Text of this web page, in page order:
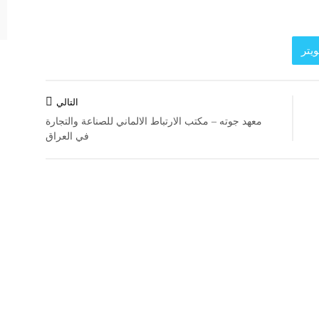
التالي
معهد جوته – مكتب الارتباط الالماني للصناعة والتجارة
في العراق